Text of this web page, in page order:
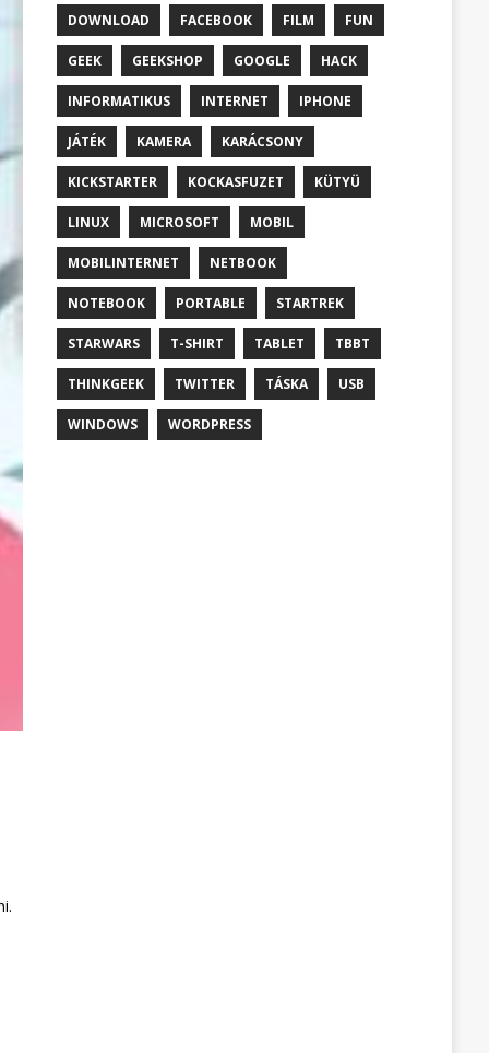
DOWNLOAD FACEBOOK FILM FUN
GEEK GEEKSHOP GOOGLE HACK
INFORMATIKUS INTERNET IPHONE
JÁTÉK KAMERA KARÁCSONY
KICKSTARTER KOCKASFUZET KÜTYÜ
LINUX MICROSOFT MOBIL
MOBILINTERNET NETBOOK
NOTEBOOK PORTABLE STARTREK
STARWARS T-SHIRT TABLET TBBT
THINKGEEK TWITTER TÁSKA USB
WINDOWS WORDPRESS